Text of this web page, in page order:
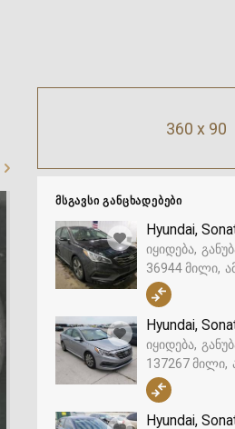
360 x 90
ᲛᲡᲒᲐᲕᲡᲘ ᲒᲐᲜᲪᲮᲐᲓᲔᲑᲔᲑᲘ
Hyundai,
იყიდება
36944 მილი
Hyundai,
იყიდება
137267 მილი
Hyundai,